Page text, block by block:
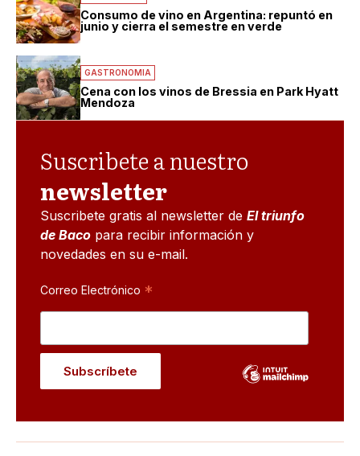
Consumo de vino en Argentina: repuntó en
junio y cierra el semestre en verde
GASTRONOMIA
Cena con los vinos de Bressia en Park Hyatt
Mendoza
Suscribete a nuestro
newsletter
Suscribete gratis al newsletter de El triunfo
de Baco para recibir información y
novedades en su e-mail.
Correo Electrónico *